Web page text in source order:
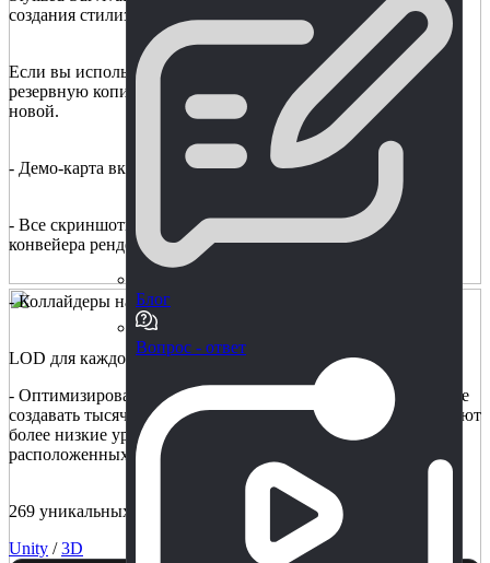
Блог
Вопрос - ответ
создания стилизованной игры на тему выживания.
Если вы используете более старую версию, создайте
резервную копию своего проекта перед обновлением до
новой.
- Демо-карта включена в комплект поставки.
- Все скриншоты были сделаны с помощью стандартного
конвейера рендеринга в Unity 2019.2.
- Коллайдеры настраиваются для каждой модели
LOD для каждой модели.
- Оптимизирован по производительности, так что вы можете
создавать тысячи моделей. Модели автоматически используют
более низкие уровни детализации для моделей,
расположенных на большом расстоянии.
269 уникальных активов.
Unity /3D